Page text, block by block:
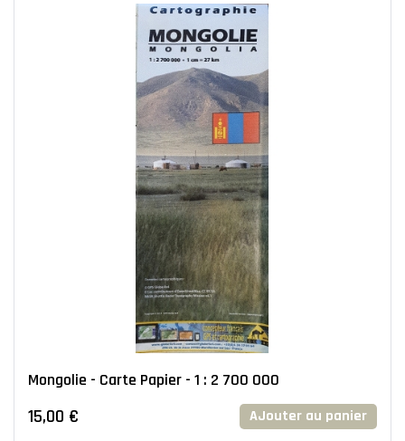
Mongolie - Carte Papier - 1 : 2 700 000
15,00 € AJouter au panier